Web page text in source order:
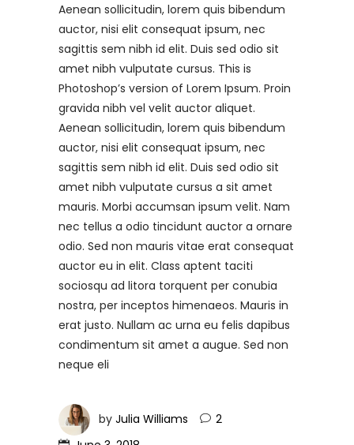
Aenean sollicitudin, lorem quis bibendum
auctor, nisi elit consequat ipsum, nec
sagittis sem nibh id elit. Duis sed odio sit
amet nibh vulputate cursus. This is
Photoshop’s version of Lorem Ipsum. Proin
gravida nibh vel velit auctor aliquet.
Aenean sollicitudin, lorem quis bibendum
auctor, nisi elit consequat ipsum, nec
sagittis sem nibh id elit. Duis sed odio sit
amet nibh vulputate cursus a sit amet
mauris. Morbi accumsan ipsum velit. Nam
nec tellus a odio tincidunt auctor a ornare
odio. Sed non mauris vitae erat consequat
auctor eu in elit. Class aptent taciti
sociosqu ad litora torquent per conubia
nostra, per inceptos himenaeos. Mauris in
erat justo. Nullam ac urna eu felis dapibus
condimentum sit amet a augue. Sed non
neque eli
by Julia Williams
2